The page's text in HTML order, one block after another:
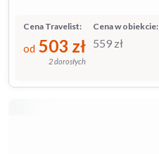
Cena w obiekcie:
559 zł
Cena Travelist:
od 503 zł
2 dorosłych